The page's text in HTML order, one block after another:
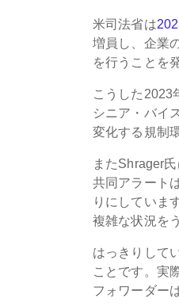
米司法省は
増員し、企業
を行うことを
こうした2023
シニア・バイ
変化する規制
またShrager
共同アラート
りにしていま
複雑な状況を
はっきりして
ことです。実
フォワーダー